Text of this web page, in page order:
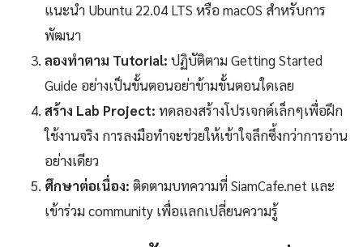
แนะนำ Ubuntu 22.04 LTS หรือ macOS สำหรับการ
พัฒนา
ลองทำตาม Tutorial: ปฏิบัติตาม Getting Started
Guide อย่างเป็นขั้นตอนอย่าข้ามขั้นตอนใดเลย
สร้าง Lab Project: ทดลองสร้างโปรเจกต์เล็กๆเพื่อฝึก
ใช้งานจริง การลงมือทำจะช่วยให้เข้าใจลึกซึ้งกว่าการอ่าน
อย่างเดียว
ศึกษาต่อเนื่อง: ติดตามบทความที่ SiamCafe.net และ
เข้าร่วม community เพื่อแลกเปลี่ยนความรู้